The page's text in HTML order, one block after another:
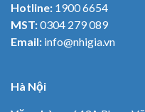
Hotline: 1900 6654
MST:0304 279 089
Email: info@nhigia.vn
Hà Nội